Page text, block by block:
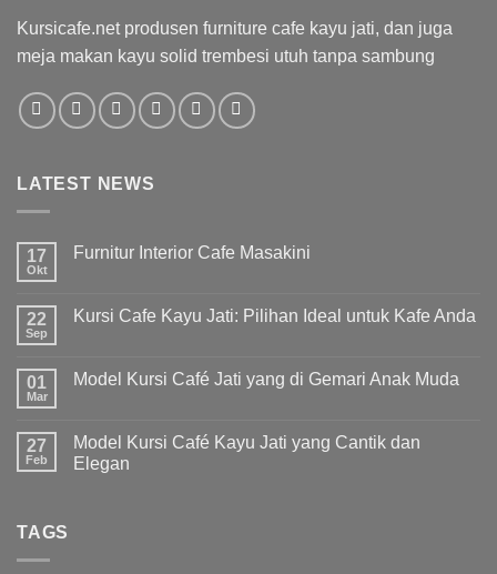
Kursicafe.net produsen furniture cafe kayu jati, dan juga
meja makan kayu solid trembesi utuh tanpa sambung
LATEST NEWS
17
Okt
Furnitur Interior Cafe Masakini
22
Sep
Kursi Cafe Kayu Jati: Pilihan Ideal untuk Kafe Anda
01
Mar
Model Kursi Café Jati yang di Gemari Anak Muda
27
Feb
Model Kursi Café Kayu Jati yang Cantik dan
Elegan
TAGS